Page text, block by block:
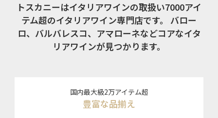
トスカニーはイタリアワインの取扱い7000アイ
テム超のイタリアワイン専門店です。
バロー
ロ、バルバレスコ、アマローネなどコアなイタ
リアワインが見つかります。
国内最大級2万アイテム超
豊富な品揃え